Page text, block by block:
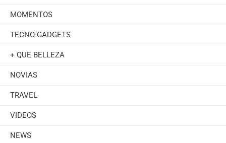
MOMENTOS
TECNO-GADGETS
+ QUE BELLEZA
NOVIAS
TRAVEL
VIDEOS
NEWS